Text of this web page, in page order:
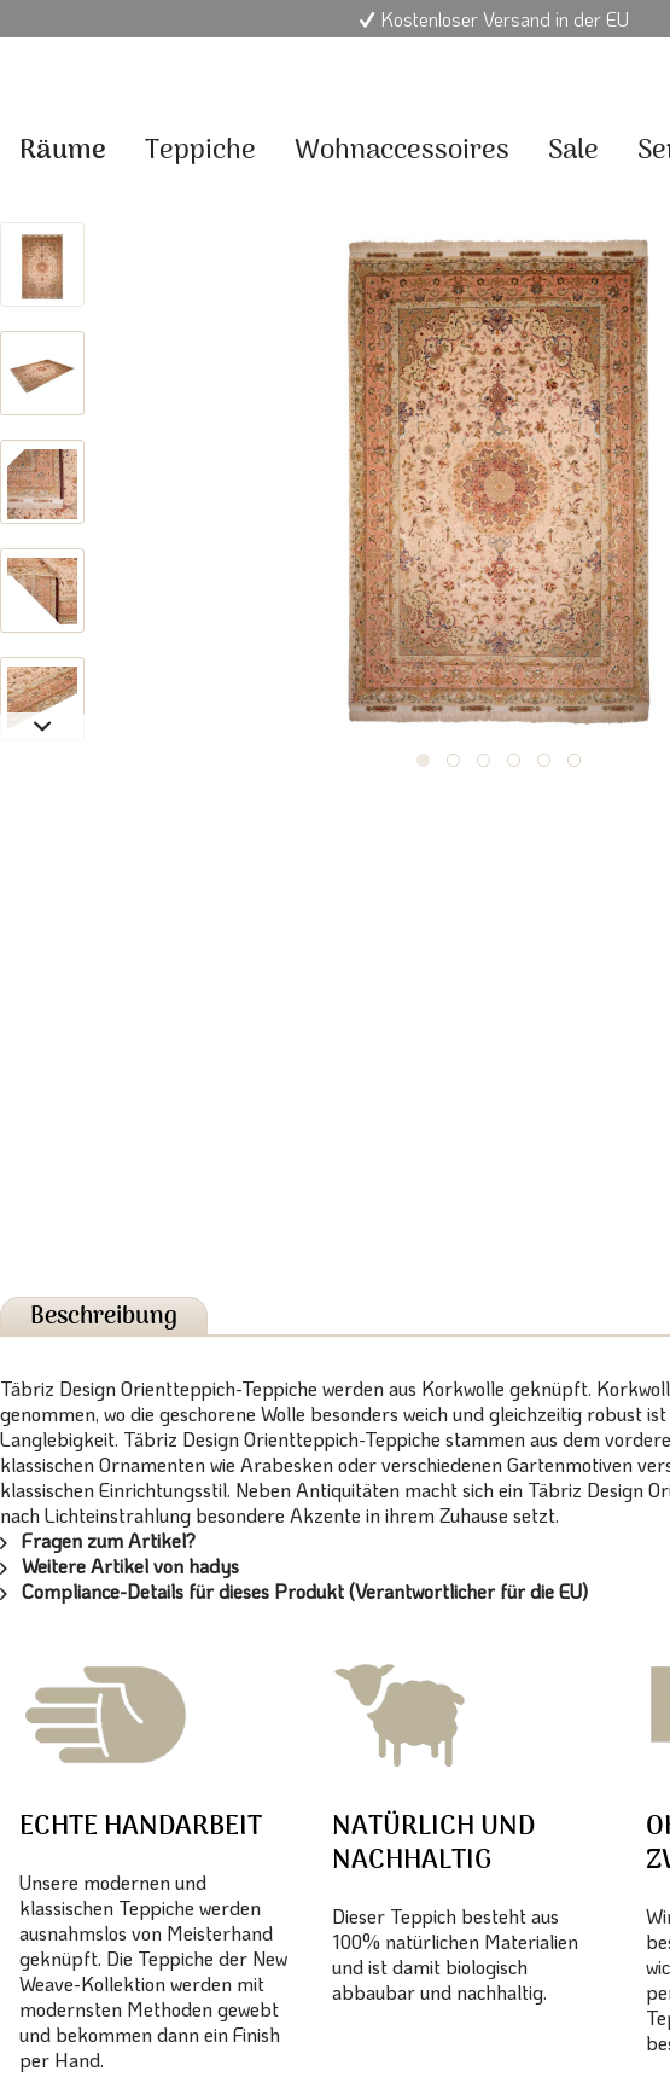
Kostenloser Versand in der EU
Räume Teppiche Wohnaccessoires Sale
Beschreibung
Täbriz Design Orientteppich-Teppiche werden aus Korkwolle geknüpft.
genommen, wo die geschorene Wolle besonders weich und gleichzeitig
Langlebigkeit. Täbriz Design Orientteppich-Teppiche stammen aus dem
klassischen Ornamenten wie Arabesken oder verschiedenen Gartenmotiven
klassischen Einrichtungsstil. Neben Antiquitäten macht sich ein Täbriz Design
nach Lichteinstrahlung besondere Akzente in ihrem Zuhause setzt.
Fragen zum Artikel?
Weitere Artikel von hadys
Compliance-Details für dieses Produkt (Verantwortlicher für die EU)
ECHTE HANDARBEIT
Unsere modernen und
klassischen Teppiche werden
ausnahmslos von Meisterhand
geknüpft. Die Teppiche der New
Weave-Kollektion werden mit
modernsten Methoden gewebt
und bekommen dann ein Finish
per Hand.
NATÜRLICH UND
NACHHALTIG
Dieser Teppich besteht aus
100% natürlichen Materialien
und ist damit biologisch
abbaubar und nachhaltig.